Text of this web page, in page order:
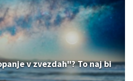
v zvezdah"? To naj bi